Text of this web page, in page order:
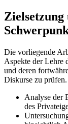
Zielsetzung
Die vorliegende
Aspekte der Lehre
und deren
Diskurse zu prüfen.
Analyse der
des